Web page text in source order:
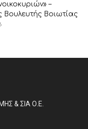
–
Βουλευτής Βοιωτίας
& ΣΙΑ Ο.Ε.